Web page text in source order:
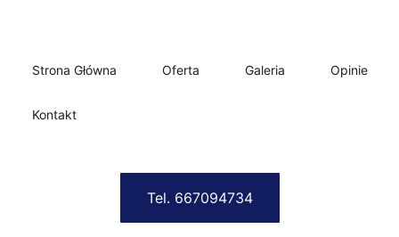
Strona Główna Oferta Galeria Opinie
Kontakt
Tel. 667094734